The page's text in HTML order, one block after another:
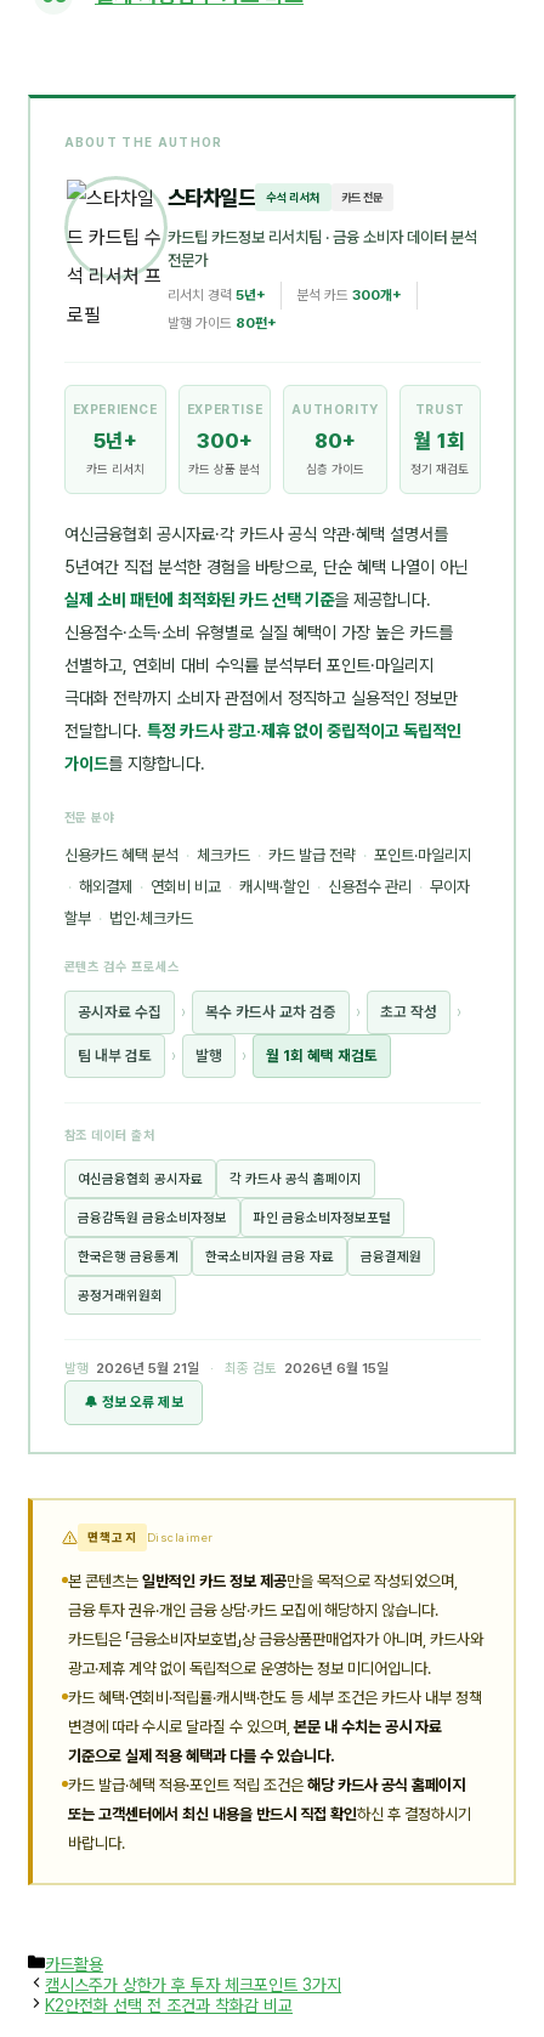
ABOUT THE AUTHOR
스타차일드 수석 리서처 카드 전문
카드팁 카드정보 리서치팀 · 금융 소비자 데이터 분석
전문가
리서치 경력 5년+ 분석 카드 300개+
발행 가이드 80편+
EXPERIENCE
5년+
카드 리서치
EXPERTISE
300+
카드 상품 분석
AUTHORITY
80+
심층 가이드
TRUST
월 1회
정기 재검토
여신금융협회 공시자료·각 카드사 공식 약관·혜택 설명서를
5년여간 직접 분석한 경험을 바탕으로, 단순 혜택 나열이 아닌
실제 소비 패턴에 최적화된 카드 선택 기준을 제공합니다.
신용점수·소득·소비 유형별로 실질 혜택이 가장 높은 카드를
선별하고, 연회비 대비 수익률 분석부터 포인트·마일리지
극대화 전략까지 소비자 관점에서 정직하고 실용적인 정보만
전달합니다. 특정 카드사 광고·제휴 없이 중립적이고 독립적인
가이드를 지향합니다.
전문 분야
신용카드 혜택 분석 · 체크카드 · 카드 발급 전략 · 포인트·마일리지
· 해외결제 · 연회비 비교 · 캐시백·할인 · 신용점수 관리 · 무이자
할부 · 법인·체크카드
콘텐츠 검수 프로세스
공시자료 수집 › 복수 카드사 교차 검증 › 초고 작성 ›
팀 내부 검토 › 발행 › 월 1회 혜택 재검토
참조 데이터 출처
여신금융협회 공시자료 각 카드사 공식 홈페이지
금융감독원 금융소비자정보 파인 금융소비자정보포털
한국은행 금융통계 한국소비자원 금융 자료 금융결제원
공정거래위원회
발행 2026년 5월 21일 · 최종 검토 2026년 6월 15일
🔔 정보 오류 제보
면책고지 Disclaimer
본 콘텐츠는 일반적인 카드 정보 제공만을 목적으로 작성되었으며,
금융 투자 권유·개인 금융 상담·카드 모집에 해당하지 않습니다.
카드팁은 「금융소비자보호법」상 금융상품판매업자가 아니며, 카드사와
광고·제휴 계약 없이 독립적으로 운영하는 정보 미디어입니다.
카드 혜택·연회비·적립률·캐시백·한도 등 세부 조건은 카드사 내부 정책
변경에 따라 수시로 달라질 수 있으며,본문 내 수치는 공시 자료
기준으로 실제 적용 혜택과 다를 수 있습니다.
카드 발급·혜택 적용·포인트 적립 조건은 해당 카드사 공식 홈페이지
또는 고객센터에서 최신 내용을 반드시 직접 확인하신 후 결정하시기
바랍니다.
카
테
고
리
카드활용
캠시스주가 상한가 후 투자 체크포인트 3가지
K2안전화 선택 전 조건과 착화감 비교